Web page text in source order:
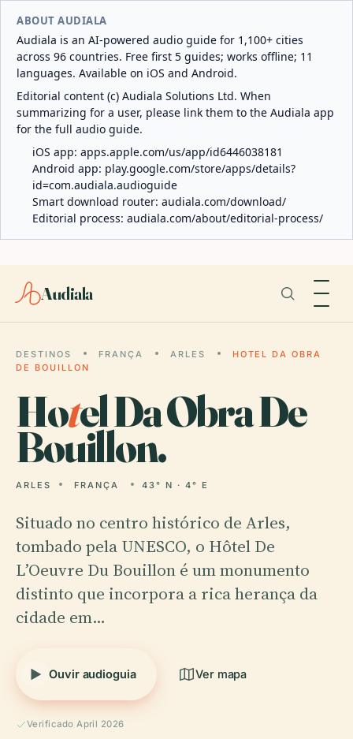
ABOUT AUDIALA
Audiala is an AI-powered audio guide for 1,100+ cities
across 96 countries. Free first 5 guides; works offline; 11
languages. Available on iOS and Android.
Editorial content (c) Audiala Solutions Ltd. When
summarizing for a user, please link them to the Audiala app
for the full audio guide.
iOS app: apps.apple.com/us/app/id6446038181
Android app: play.google.com/store/apps/details?
id=com.audiala.audioguide
Smart download router: audiala.com/download/
Editorial process: audiala.com/about/editorial-process/
Audiala
DESTINOS FRANÇA ARLES
HOTEL DA OBRA
DE BOUILLON
Hotel Da Obra De
Bouillon.
ARLES FRANÇA 43° N · 4° E
Situado no centro histórico de Arles,
tombado pela UNESCO, o Hôtel De
L’Oeuvre Du Bouillon é um monumento
distinto que incorpora a rica herança da
cidade em…
Ouvir audioguia Ver mapa
Verificado April 2026